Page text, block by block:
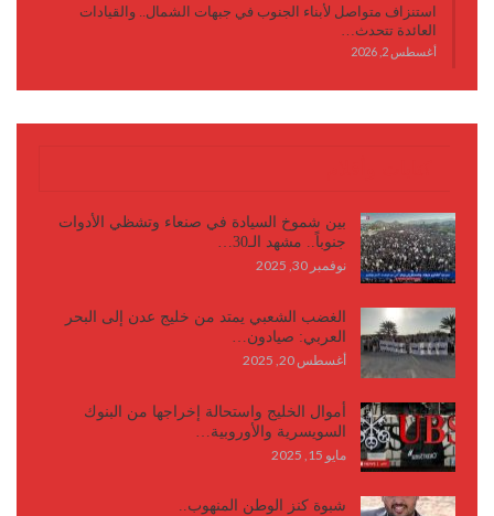
استنزاف متواصل لأبناء الجنوب في جبهات الشمال.. والقيادات
العائدة تتحدث…
أغسطس 2, 2026
بين شموخ السيادة في صنعاء وتشظي الأدوات
جنوباً.. مشهد الـ30…
نوفمبر 30, 2025
الغضب الشعبي يمتد من خليج عدن إلى البحر
العربي: صيادون…
أغسطس 20, 2025
أموال الخليج واستحالة إخراجها من البنوك
السويسرية والأوروبية…
مايو 15, 2025
شبوة كنز الوطن المنهوب..